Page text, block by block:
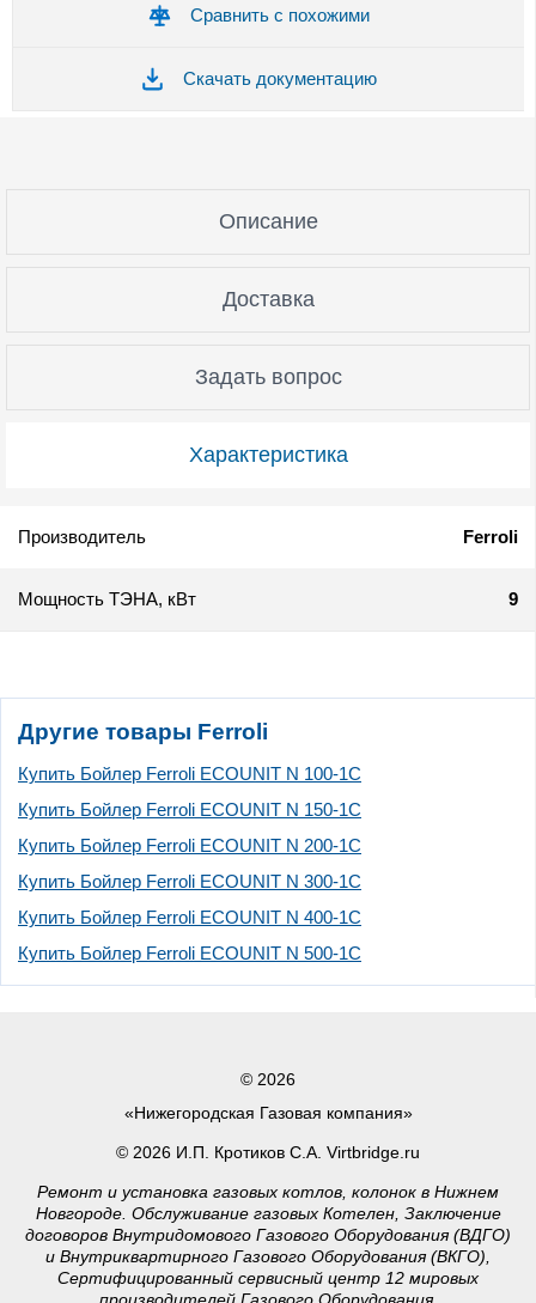
Сравнить с похожими
Скачать документацию
Характеристика
Описание
Доставка
Задать вопрос
Производитель Ferroli
Мощность ТЭНА, кВт 9
Другие товары Ferroli
Купить Бойлер Ferroli ECOUNIT N 100-1C
Купить Бойлер Ferroli ECOUNIT N 150-1C
Купить Бойлер Ferroli ECOUNIT N 200-1C
Купить Бойлер Ferroli ECOUNIT N 300-1C
Купить Бойлер Ferroli ECOUNIT N 400-1C
Купить Бойлер Ferroli ECOUNIT N 500-1C
© 2026
«Нижегородская Газовая компания»
© 2026 И.П. Кротиков С.А. Virtbridge.ru
Ремонт и установка газовых котлов, колонок в Нижнем
Новгороде. Обслуживание газовых Котелен, Заключение
договоров Внутридомового Газового Оборудования (ВДГО)
и Внутриквартирного Газового Оборудования (ВКГО),
Сертифицированный сервисный центр 12 мировых